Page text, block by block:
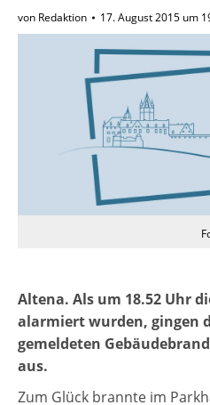
von Redaktion 17. August 2015 um
Altena. Als um 18.52 Uhr
alarmiert wurden, gingen
gemeldeten
aus.
Zum Glück brannte im